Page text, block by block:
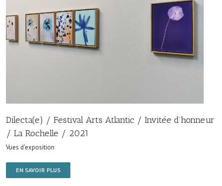
Dilecta(e) / Festival Arts Atlantic / Invitée d’honneur
/ La Rochelle / 2021
Vues d'exposition
EN SAVOIR PLUS